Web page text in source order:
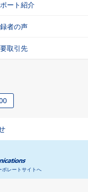
ート紹介
者の声
取引先
ポレートサイトへ